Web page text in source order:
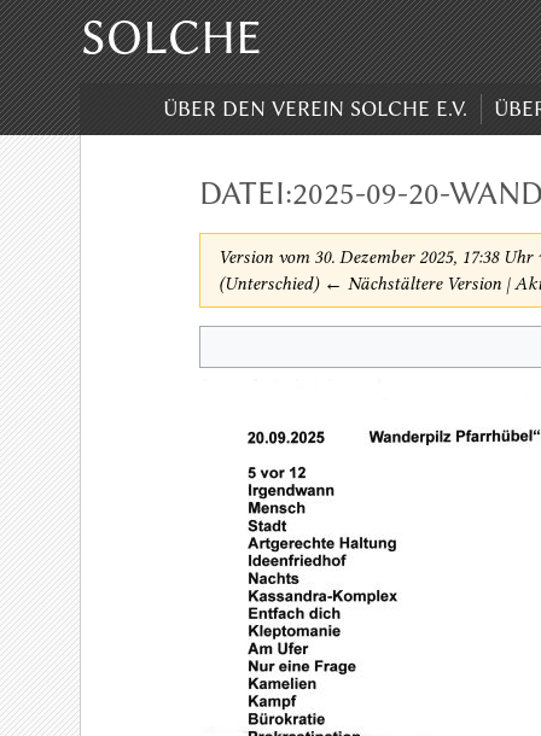
SOLCHE
ÜBER DEN VEREIN SOLCHE E.V.
DATEI:2025-09-20-
Version vom 30. Dezember 2025, 17:38
(Unterschied) ← Nächstältere Version |